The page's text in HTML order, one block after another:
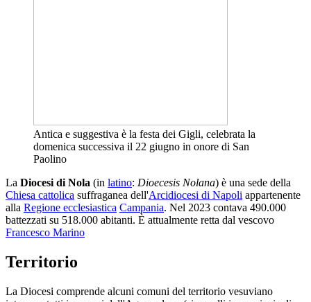
Antica e suggestiva è la festa dei Gigli, celebrata la
domenica successiva il 22 giugno in onore di San
Paolino
La Diocesi di Nola (in latino: Dioecesis Nolana) è una sede della
Chiesa cattolica suffraganea dell'Arcidiocesi di Napoli appartenente
alla Regione ecclesiastica Campania. Nel 2023 contava 490.000
battezzati su 518.000 abitanti. È attualmente retta dal vescovo
Francesco Marino
Territorio
La Diocesi comprende alcuni comuni del territorio vesuviano